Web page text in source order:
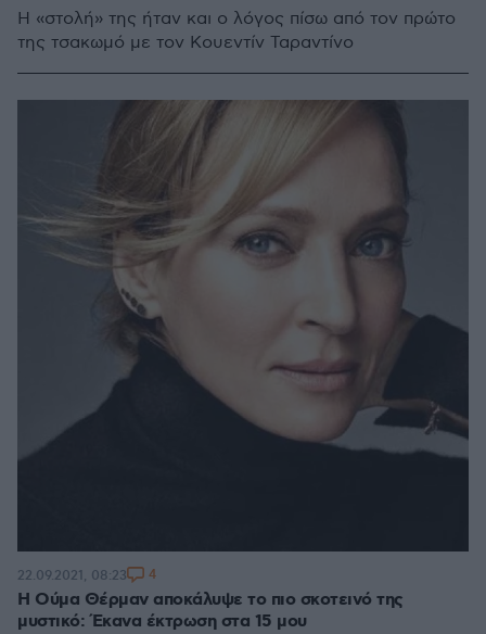
Η «στολή» της ήταν και ο λόγος πίσω από τον πρώτο
της τσακωμό με τον Κουεντίν Ταραντίνο
Η Ούμα Θέρμαν αποκάλυψε το πιο σκοτεινό της
μυστικό: Έκανα έκτρωση στα 15 μου
22.09.2021, 08:23 4